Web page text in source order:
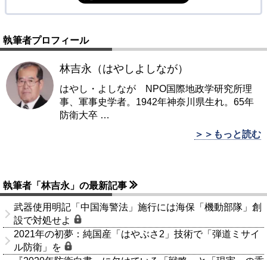
執筆者プロフィール
林吉永（はやしよしなが）
はやし・よしなが NPO国際地政学研究所理
事、軍事史学者。1942年神奈川県生れ。65年
防衛大卒 …
＞＞もっと読む
執筆者「林吉永」の最新記事
武器使用明記「中国海警法」施行には海保「機動部隊」創
設で対処せよ
2021年の初夢：純国産「はやぶさ2」技術で「弾道ミサイ
ル防衛」を